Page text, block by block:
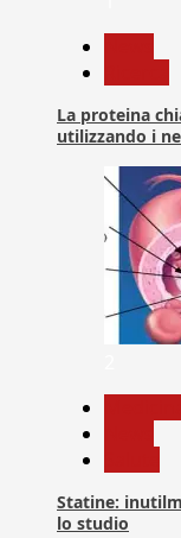
La proteina
utilizzando i
Statine:
lo studio